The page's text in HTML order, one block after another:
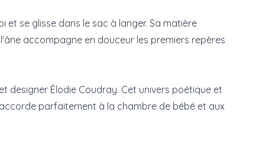
se glisse dans le sac à langer. Sa matière
accompagne en douceur les premiers repères
designer Élodie Coudray. Cet univers poétique et
parfaitement à la chambre de bébé et aux